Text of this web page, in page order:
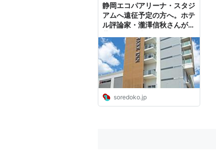
静岡エコパアリーナ・スタジ
アムへ遠征予定の方へ。ホテ
ル評論家・瀧澤信秋さんが推
ソレドコ - ソレドコ
soredoko.jp